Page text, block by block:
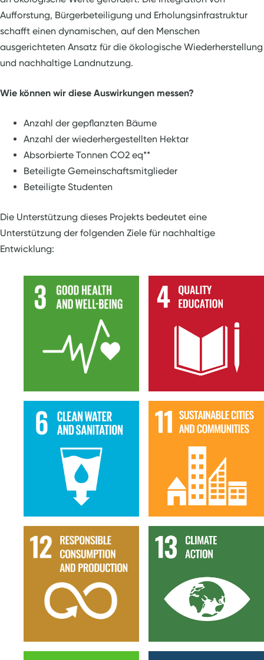
Aufforstung, Bürgerbeteiligung und Erholungsinfrastruktur
schafft einen dynamischen, auf den Menschen
ausgerichteten Ansatz für die ökologische Wiederherstellung
und nachhaltige Landnutzung.
Wie können wir diese Auswirkungen messen?
Anzahl der gepflanzten Bäume
Anzahl der wiederhergestellten Hektar
Absorbierte Tonnen CO2 eq**
Beteiligte Gemeinschaftsmitglieder
Beteiligte Studenten
Die Unterstützung dieses Projekts bedeutet eine
Unterstützung der folgenden Ziele für nachhaltige
Entwicklung: